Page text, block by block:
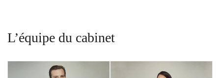
L’équipe du cabinet